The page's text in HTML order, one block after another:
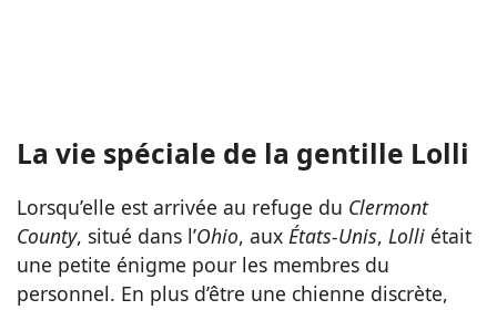
La vie spéciale de la gentille Lolli
Lorsqu’elle est arrivée au refuge du Clermont
County, situé dans l’Ohio, aux États-Unis, Lolli était
une petite énigme pour les membres du
personnel. En plus d’être une chienne discrète,